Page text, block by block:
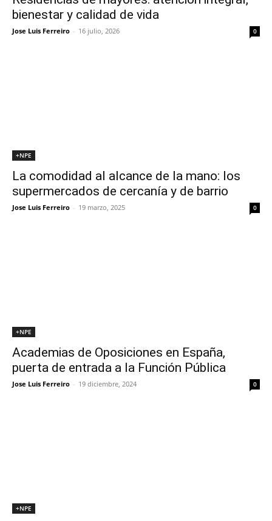
bienestar y calidad de vida
Jose Luis Ferreiro - 16 julio, 2026 0
+NPE
La comodidad al alcance de la mano: los
supermercados de cercanía y de barrio
Jose Luis Ferreiro - 19 marzo, 2025 0
+NPE
Academias de Oposiciones en España,
puerta de entrada a la Función Pública
Jose Luis Ferreiro - 19 diciembre, 2024 0
+NPE